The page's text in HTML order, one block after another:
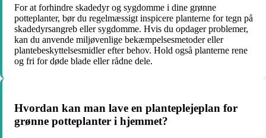
For at forhindre skadedyr og sygdomme i dine grønne
potteplanter, bør du regelmæssigt inspicere planterne for tegn på
skadedyrsangreb eller sygdomme. Hvis du opdager problemer,
kan du anvende miljøvenlige bekæmpelsesmetoder eller
plantebeskyttelsesmidler efter behov. Hold også planterne rene
og fri for døde blade eller rådne dele.
Hvordan kan man lave en planteplejeplan for
grønne potteplanter i hjemmet?